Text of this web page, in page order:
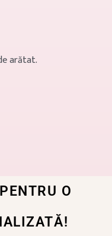
arătat.
O